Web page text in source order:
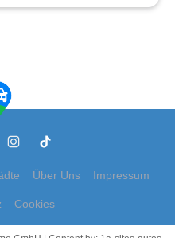
Über Uns Impressum
Cookies